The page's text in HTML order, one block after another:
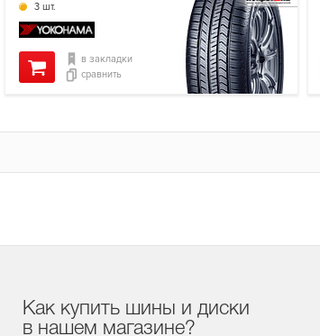
3 шт.
в закладки
сравнить
Как купить шины и диски
в нашем магазине?